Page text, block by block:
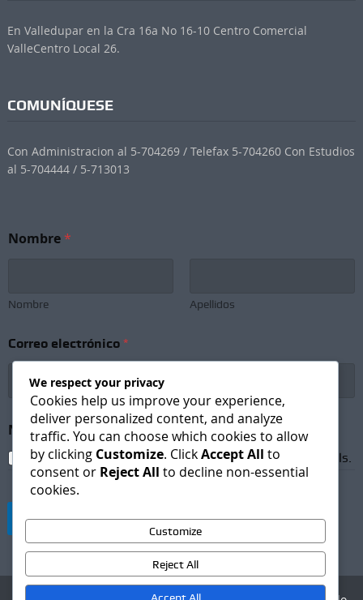
En Valledupar en la Cra 16a No 16-10 Centro Comercial
ValleCentro Local 26.
COMUNÍQUESE
Con Administracion al 5-704269 / Telefax 5-704260 Con Estudios
al 5-704444 / 5-713013
l
r
i
c
b
c
p
i
Nombre*
Nombre Apellidos
Correo electrónico *
Newsletter Subscription *
I agree to receive newsletters and promotional emails.
Suscribirse
We respect your privacy
Cookies help us improve your experience,
deliver personalized content, and analyze
traffic. You can choose which cookies to allow
by clicking Customize. ClickAccept All to
consent or Reject All to decline non-essential
cookies.
Customize
Reject All
Accept All